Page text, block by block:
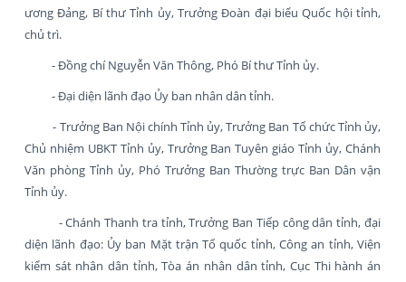
ương Đảng, Bí thư Tỉnh ủy, Trưởng Đoàn đại biểu Quốc hội tỉnh,
chủ trì.
- Đồng chí Nguyễn Văn Thông, Phó Bí thư Tỉnh ủy.
- Đại diện lãnh đạo Ủy ban nhân dân tỉnh.
- Trưởng Ban Nội chính Tỉnh ủy, Trưởng Ban Tổ chức Tỉnh ủy,
Chủ nhiệm UBKT Tỉnh ủy, Trưởng Ban Tuyên giáo Tỉnh ủy, Chánh
Văn phòng Tỉnh ủy, Phó Trưởng Ban Thường trực Ban Dân vận
Tỉnh ủy.
- Chánh Thanh tra tỉnh, Trưởng Ban Tiếp công dân tỉnh, đại
diện lãnh đạo: Ủy ban Mặt trận Tổ quốc tỉnh, Công an tỉnh, Viện
kiểm sát nhân dân tỉnh, Tòa án nhân dân tỉnh, Cục Thi hành án